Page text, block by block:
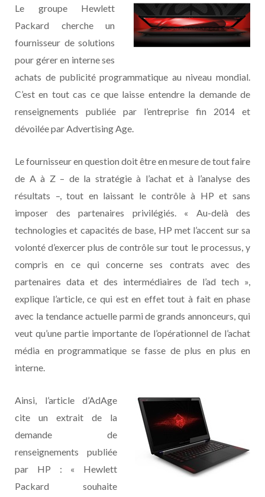
Le groupe Hewlett
Packard cherche un
fournisseur de solutions
pour gérer en interne ses
achats de publicité programmatique au niveau mondial.
C’est en tout cas ce que laisse entendre la demande de
renseignements publiée par l’entreprise fin 2014 et
dévoilée par Advertising Age.
Le fournisseur en question doit être en mesure de tout faire
de A à Z – de la stratégie à l’achat et à l’analyse des
résultats –, tout en laissant le contrôle à HP et sans
imposer des partenaires privilégiés. « Au-delà des
technologies et capacités de base, HP met l’accent sur sa
volonté d’exercer plus de contrôle sur tout le processus, y
compris en ce qui concerne ses contrats avec des
partenaires data et des intermédiaires de l’ad tech »,
explique l’article, ce qui est en effet tout à fait en phase
avec la tendance actuelle parmi de grands annonceurs, qui
veut qu’une partie importante de l’opérationnel de l’achat
média en programmatique se fasse de plus en plus en
interne.
Ainsi, l’article d’AdAge
cite un extrait de la
demande de
renseignements publiée
par HP : « Hewlett
Packard souhaite